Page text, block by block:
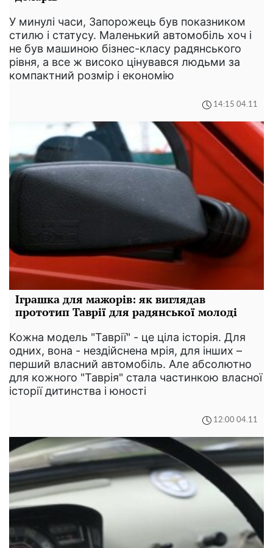
У минулі часи, Запорожець був показником
стилю і статусу. Маленький автомобіль хоч і
не був машиною бізнес-класу радянського
рівня, а все ж високо цінувався людьми за
компактний розмір і економію
14:15 04.11
Іграшка для мажорів: як виглядав
прототип Таврії для радянської молоді
Кожна модель "Таврії" - це ціла історія. Для
одних, вона - нездійснена мрія, для інших –
перший власний автомобіль. Але абсолютно
для кожного "Таврія" стала частинкою власної
історії дитинства і юності
12:00 04.11